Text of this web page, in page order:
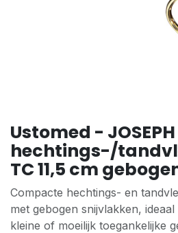
Ustomed - JOSEPH
hechtings-/
TC 11,5 cm
Compacte hechtings- en
met gebogen snijvlakken,
kleine of moeilijk toegankelijke